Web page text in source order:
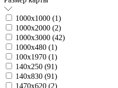
1000х1000 (1)
1000х2000 (2)
1000х3000 (42)
1000х480 (1)
100х1970 (1)
140х250 (91)
140х830 (91)
1470х620 (2)